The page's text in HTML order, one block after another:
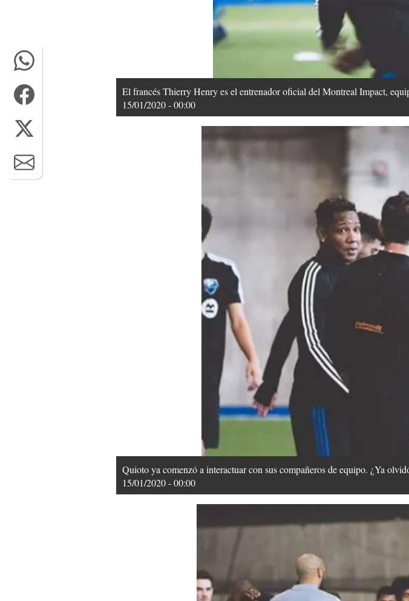
El francés Thierry Henry es el entrenador oficial del Montreal Impact,
15/01/2020 - 00:00
Quioto ya comenzó a interactuar con sus compañeros de equipo. ¿Ya
15/01/2020 - 00:00